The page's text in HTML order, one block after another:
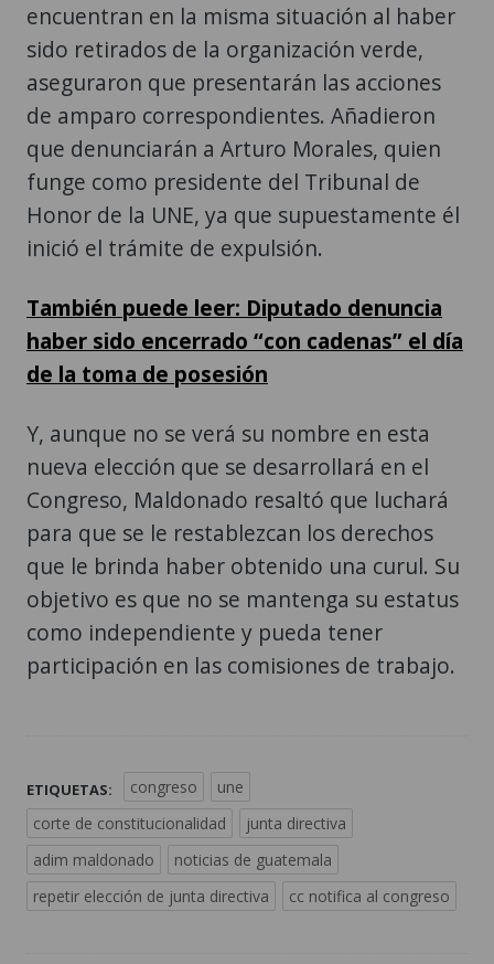
encuentran en la misma situación al haber
sido retirados de la organización verde,
aseguraron que presentarán las acciones
de amparo correspondientes. Añadieron
que denunciarán a Arturo Morales, quien
funge como presidente del Tribunal de
Honor de la UNE, ya que supuestamente él
inició el trámite de expulsión.
También puede leer: Diputado denuncia
haber sido encerrado “con cadenas” el día
de la toma de posesión
Y, aunque no se verá su nombre en esta
nueva elección que se desarrollará en el
Congreso, Maldonado resaltó que luchará
para que se le restablezcan los derechos
que le brinda haber obtenido una curul. Su
objetivo es que no se mantenga su estatus
como independiente y pueda tener
participación en las comisiones de trabajo.
ETIQUETAS: congreso
une
corte de constitucionalidad
junta directiva
adim maldonado
noticias de guatemala
repetir elección de junta directiva
cc notifica al congreso